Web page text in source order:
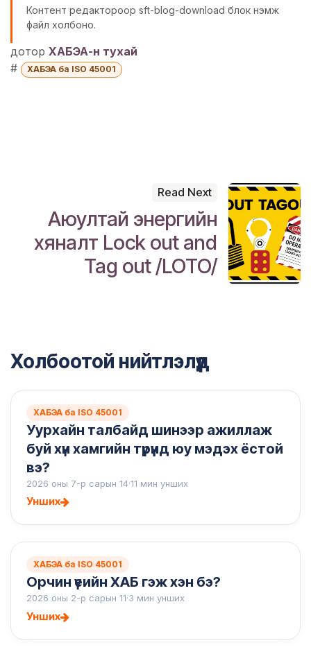
Контент редактороор sft-blog-download блок нэмж
файл холбоно.
дотор ХАБЭА-н тухай
#
ХАБЭА ба ISO 45001
Read Next
Аюултай энергийн
хяналт Lock out and
Tag out /LOTO/
Холбоотой нийтлэлүүд
ХАБЭА ба ISO 45001
Уурхайн талбайд шинээр ажиллаж
буй хүн хамгийн түрүүнд юу мэдэх ёстой
вэ?
2026 оны 7-р сарын 14·11 мин унших
Унших
ХАБЭА ба ISO 45001
Орчин үеийн ХАБ гэж хэн бэ?
2026 оны 2-р сарын 11·3 мин унших
Унших